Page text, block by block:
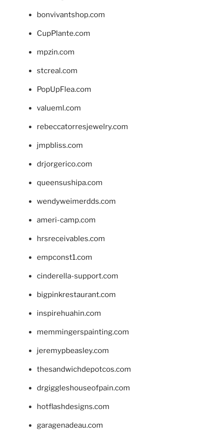
bonvivantshop.com
CupPlante.com
mpzin.com
stcreal.com
PopUpFlea.com
valueml.com
rebeccatorresjewelry.com
jmpbliss.com
drjorgerico.com
queensushipa.com
wendyweimerdds.com
ameri-camp.com
hrsreceivables.com
empconst1.com
cinderella-support.com
bigpinkrestaurant.com
inspirehuahin.com
memmingerspainting.com
jeremypbeasley.com
thesandwichdepotcos.com
drgiggleshouseofpain.com
hotflashdesigns.com
garagenadeau.com